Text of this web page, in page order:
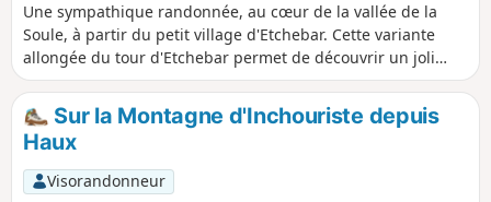
Une sympathique randonnée, au cœur de la vallée de la
Soule, à partir du petit village d'Etchebar. Cette variante
allongée du tour d'Etchebar permet de découvrir un joli
panorama des montagnes pyrénéennes du haut du Pic
Salhagagne.
Sur la Montagne d'Inchouriste depuis
Haux
Visorandonneur